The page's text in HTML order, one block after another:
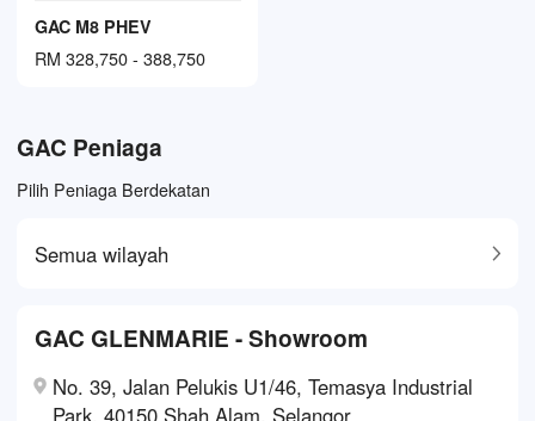
GAC M8 PHEV
RM 328,750 - 388,750
GAC Peniaga
Pilih Peniaga Berdekatan
Semua wilayah
GAC GLENMARIE - Showroom
No. 39, Jalan Pelukis U1/46, Temasya Industrial
Park, 40150 Shah Alam, Selangor